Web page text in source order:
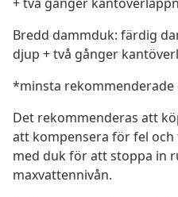
Bredd dammduk: färdig
djup + två gånger
*minsta rekommenderade
Det rekommenderas att
att kompensera för fel
med duk för att stoppa in
maxvattennivån.